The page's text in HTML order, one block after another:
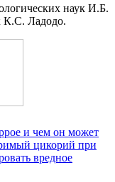
наук И.Б.
К.С. Ладодо.
и чем он может
цикорий при
вредное